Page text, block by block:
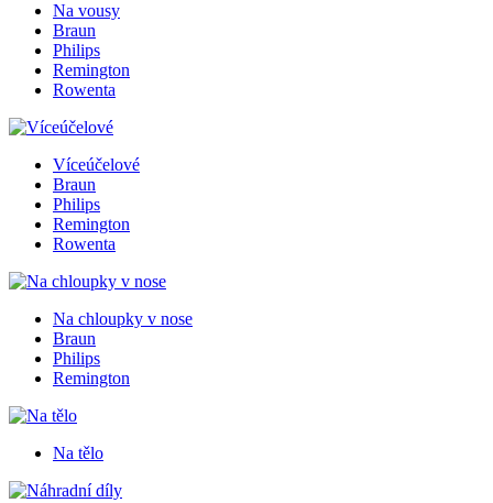
Na vousy
Braun
Philips
Remington
Rowenta
Víceúčelové
Braun
Philips
Remington
Rowenta
Na chloupky v nose
Braun
Philips
Remington
Na tělo